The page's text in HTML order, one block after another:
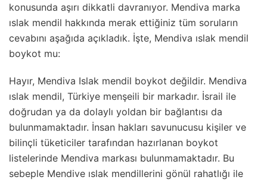
konusunda aşırı dikkatli davranıyor. Mendiva marka
ıslak mendil hakkında merak ettiğiniz tüm soruların
cevabını aşağıda açıkladık. İşte, Mendiva ıslak mendil
boykot mu:
Hayır, Mendiva Islak mendil boykot değildir. Mendiva
ıslak mendil, Türkiye menşeili bir markadır. İsrail ile
doğrudan ya da dolaylı yoldan bir bağlantısı da
bulunmamaktadır. İnsan hakları savunucusu kişiler ve
bilinçli tüketiciler tarafından hazırlanan boykot
listelerinde Mendiva markası bulunmamaktadır. Bu
sebeple Mendive ıslak mendillerini gönül rahatlığı ile